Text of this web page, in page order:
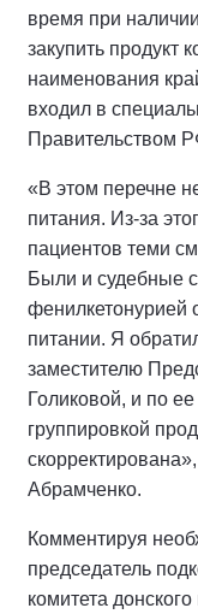
время при
закупить продукт
наименования
входил в
Правительством
«В этом перечне
питания. Из-за
пациентов теми
Были и судебные
фенилкетонурией
питании. Я
заместителю
Голиковой, и по
группировкой
Абрамченко.
Комментируя
председатель
комитета